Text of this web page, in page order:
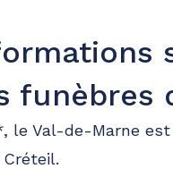
funèbres
le Val-de-Marne